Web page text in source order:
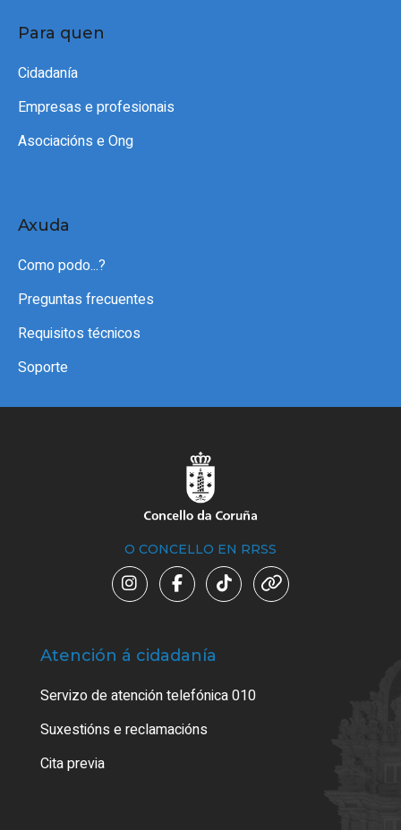
Para quen
Cidadanía
Empresas e profesionais
Asociacións e Ong
Axuda
Como podo...?
Preguntas frecuentes
Requisitos técnicos
Soporte
O CONCELLO EN RRSS
Atención á cidadanía
Servizo de atención telefónica 010
Suxestións e reclamacións
Cita previa